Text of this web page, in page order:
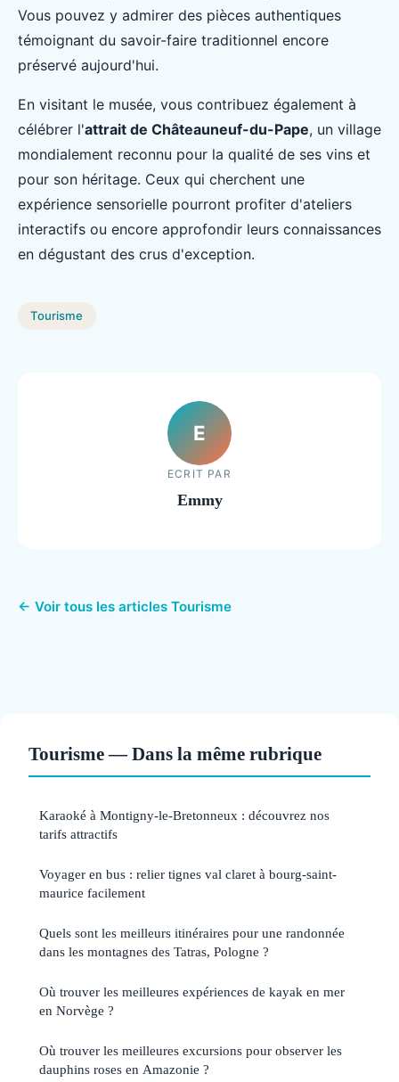
Vous pouvez y admirer des pièces authentiques
témoignant du savoir-faire traditionnel encore
préservé aujourd'hui.
En visitant le musée, vous contribuez également à
célébrer l'attrait de Châteauneuf-du-Pape, un village
mondialement reconnu pour la qualité de ses vins et
pour son héritage. Ceux qui cherchent une
expérience sensorielle pourront profiter d'ateliers
interactifs ou encore approfondir leurs connaissances
en dégustant des crus d'exception.
Tourisme
E
ECRIT PAR
Emmy
← Voir tous les articles Tourisme
Tourisme — Dans la même rubrique
Karaoké à Montigny-le-Bretonneux : découvrez nos
tarifs attractifs
Voyager en bus : relier tignes val claret à bourg-saint-
maurice facilement
Quels sont les meilleurs itinéraires pour une randonnée
dans les montagnes des Tatras, Pologne ?
Où trouver les meilleures expériences de kayak en mer
en Norvège ?
Où trouver les meilleures excursions pour observer les
dauphins roses en Amazonie ?